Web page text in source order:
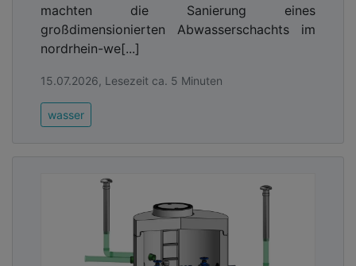
machten die Sanierung eines
großdimensionierten Abwasserschachts im
nordrhein-we[...]
15.07.2026, Lesezeit ca. 5 Minuten
wasser